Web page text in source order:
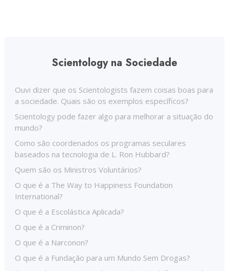
Scientology na Sociedade
Ouvi dizer que os Scientologists fazem coisas boas para
a sociedade. Quais são os exemplos específicos?
Scientology pode fazer algo para melhorar a situação do
mundo?
Como são coordenados os programas seculares
baseados na tecnologia de L. Ron Hubbard?
Quem são os Ministros Voluntários?
O que é a The Way to Happiness Foundation
International?
O que é a Escolástica Aplicada?
O que é a Criminon?
O que é a Narconon?
O que é a Fundação para um Mundo Sem Drogas?